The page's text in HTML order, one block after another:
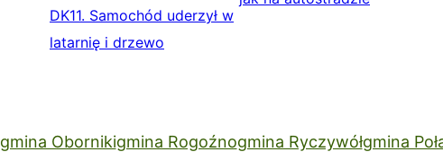
gmina Obornikigmina Rogoźnogmina Ryczywółgmina